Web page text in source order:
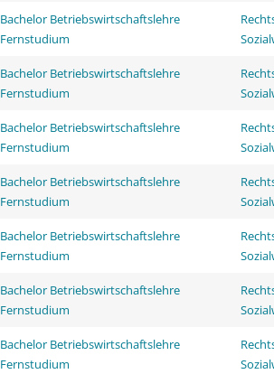
Bachelor Betriebswirtschaftslehre
Fernstudium
Bachelor Betriebswirtschaftslehre
Fernstudium
Bachelor Betriebswirtschaftslehre
Fernstudium
Bachelor Betriebswirtschaftslehre
Fernstudium
Bachelor Betriebswirtschaftslehre
Fernstudium
Bachelor Betriebswirtschaftslehre
Fernstudium
Bachelor Betriebswirtschaftslehre
Fernstudium